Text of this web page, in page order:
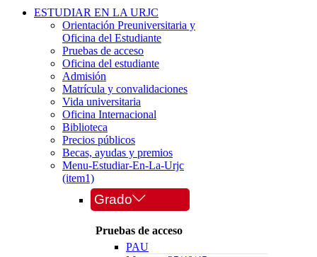
ESTUDIAR EN LA URJC
Orientación Preuniversitaria y
Oficina del Estudiante
Pruebas de acceso
Oficina del estudiante
Admisión
Matrícula y convalidaciones
Vida universitaria
Oficina Internacional
Biblioteca
Precios públicos
Becas, ayudas y premios
Menu-Estudiar-En-La-Urjc
(item1)
Grado
Pruebas de acceso
PAU